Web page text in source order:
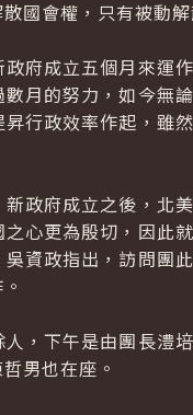
國會權，只有被動解
成立五個月來運
月的努力，如今無
行政效率作起，雖
府成立之後，北
心更為殷切，因此
資政指出，訪問團
下午是由團長澧培
男也在座。